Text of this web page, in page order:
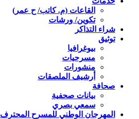
القاعات (م. كاتب/ ح عمر)
تكوين/ ورشات
شراء التذاكر
توثيق
بيوغرافيا
مسرحيات
منشورات
أرشيف الملصقات
صحافة
بيانات صحفية
سمعي بصري
المهرجان الوطني للمسرح المحترف